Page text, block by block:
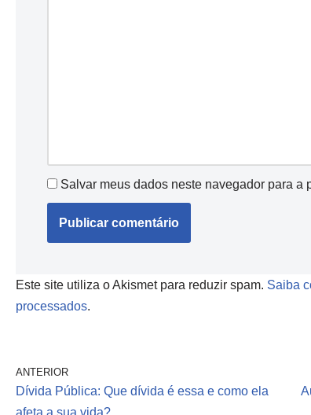
Salvar meus dados neste navegador para a
Este site utiliza o Akismet para reduzir spam. Saiba
processados.
ANTERIOR
Dívida Pública: Que dívida é essa e como ela
afeta a sua vida?